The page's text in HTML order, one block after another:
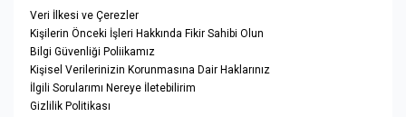
Veri İlkesi ve Çerezler
Kişilerin Önceki İşleri Hakkında Fikir Sahibi Olun
Bilgi Güvenliği Poliikamız
Kişisel Verilerinizin Korunmasına Dair Haklarınız
İlgili Sorularımı Nereye İletebilirim
Gizlilik Politikası